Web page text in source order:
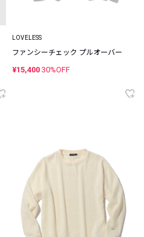
LOVELESS
ファンシーチェック プルオーバー
¥15,400 30%OFF